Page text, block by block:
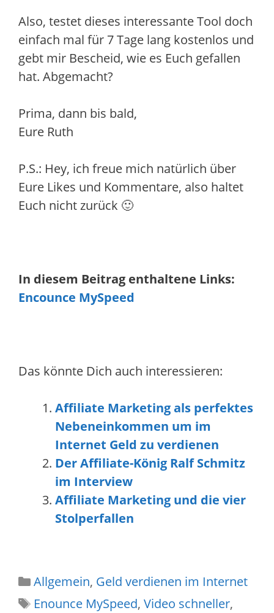
Also, testet dieses interessante Tool doch
einfach mal für 7 Tage lang kostenlos und
gebt mir Bescheid, wie es Euch gefallen
hat. Abgemacht?
Prima, dann bis bald,
Eure Ruth
P.S.: Hey, ich freue mich natürlich über
Eure Likes und Kommentare, also haltet
Euch nicht zurück 🙂
In diesem Beitrag enthaltene Links:
Encounce MySpeed
Das könnte Dich auch interessieren:
Affiliate Marketing als perfektes
Nebeneinkommen um im
Internet Geld zu verdienen
Der Affiliate-König Ralf Schmitz
im Interview
Affiliate Marketing und die vier
Stolperfallen
Allgemein, Geld verdienen im Internet
Enounce MySpeed, Video schneller,